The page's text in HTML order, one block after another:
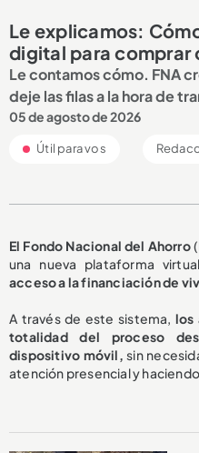
Le explicamos:
digital para comprar
Le contamos cómo. FNA
deje las filas a la hora de
05 de agosto de 2026
Útil para vos
El Fondo Nacional del Ahorro
una nueva plataforma virtual
acceso a la financiación de
A través de este sistema, los
totalidad del proceso
dispositivo móvil, sin
atención presencial y